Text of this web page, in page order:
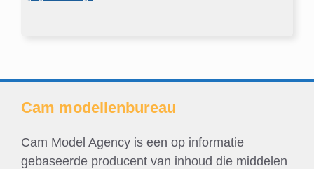
Cam modellenbureau
Cam Model Agency is een op informatie
gebaseerde producent van inhoud die middelen